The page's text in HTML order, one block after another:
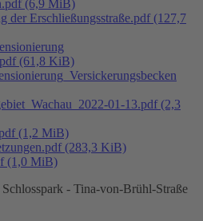
(6,9 MiB)
der Erschließungsstraße.pdf (127,7
(61,8 KiB)
01-13.pdf (2,3
(1,2 MiB)
(283,3 KiB)
(1,0 MiB)
- Tina-von-Brühl-Straße